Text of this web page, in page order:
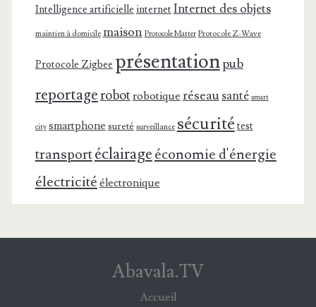
Intelligence artificielle internet Internet des objets
maintien à domicile maison Protocole Matter Protocole Z-Wave
Protocole Zigbee présentationpub
reportagerobotrobotique réseausanté smart
city smartphone sureté surveillance sécuritétest
transportéclairageéconomie d'énergie
électricité électronique
Abavala.TV
Accueil